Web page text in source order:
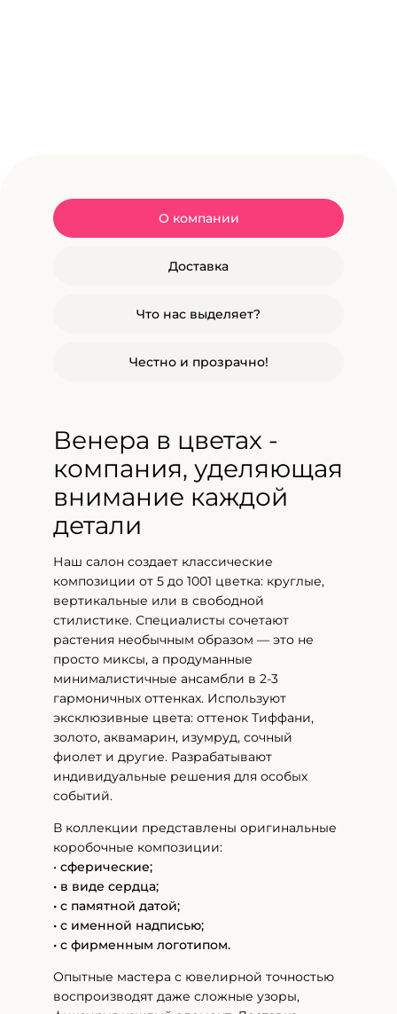
О компании
Доставка
Что нас выделяет?
Честно и прозрачно!
Венера в цветах -
компания, уделяющая
внимание каждой
детали
Наш салон создает классические
композиции от 5 до 1001 цветка: круглые,
вертикальные или в свободной
стилистике. Специалисты сочетают
растения необычным образом — это не
просто миксы, а продуманные
минималистичные ансамбли в 2-3
гармоничных оттенках. Используют
эксклюзивные цвета: оттенок Тиффани,
золото, аквамарин, изумруд, сочный
фиолет и другие. Разрабатывают
индивидуальные решения для особых
событий.
В коллекции представлены оригинальные
коробочные композиции:
• сферические;
• в виде сердца;
• с памятной датой;
• с именной надписью;
• с фирменным логотипом.
Опытные мастера с ювелирной точностью
воспроизводят даже сложные узоры,